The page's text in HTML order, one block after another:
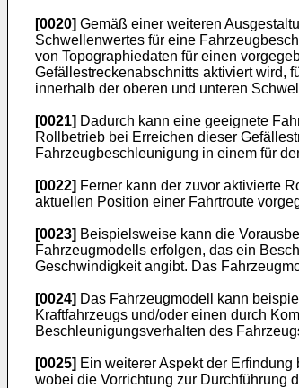
[0020] Gemäß einer weiteren
Schwellenwertes für eine
von Topographiedaten für einen
Gefällestreckenabschnitts aktiviert wird,
innerhalb der oberen und unteren
[0021] Dadurch kann eine geeignete
Rollbetrieb bei Erreichen dieser
Fahrzeugbeschleunigung in einem für
[0022] Ferner kann der zuvor aktivierte
aktuellen Position einer Fahrtroute
[0023] Beispielsweise kann die
Fahrzeugmodells erfolgen, das ein
Geschwindigkeit angibt. Das
[0024] Das Fahrzeugmodell kann
Kraftfahrzeugs und/oder einen durch
Beschleunigungsverhalten des
[0025] Ein weiterer Aspekt der
wobei die Vorrichtung zur Durchführung